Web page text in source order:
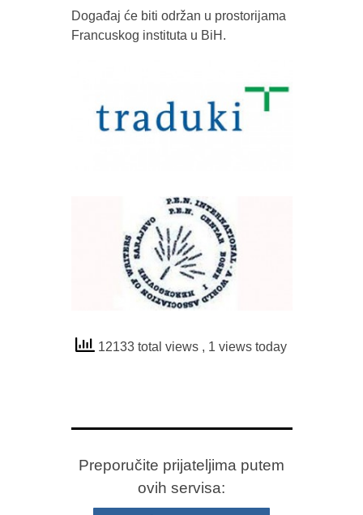
Događaj će biti održan u prostorijama
Francuskog instituta u BiH.
12133 total views , 1 views today
Preporučite prijateljima putem
ovih servisa: